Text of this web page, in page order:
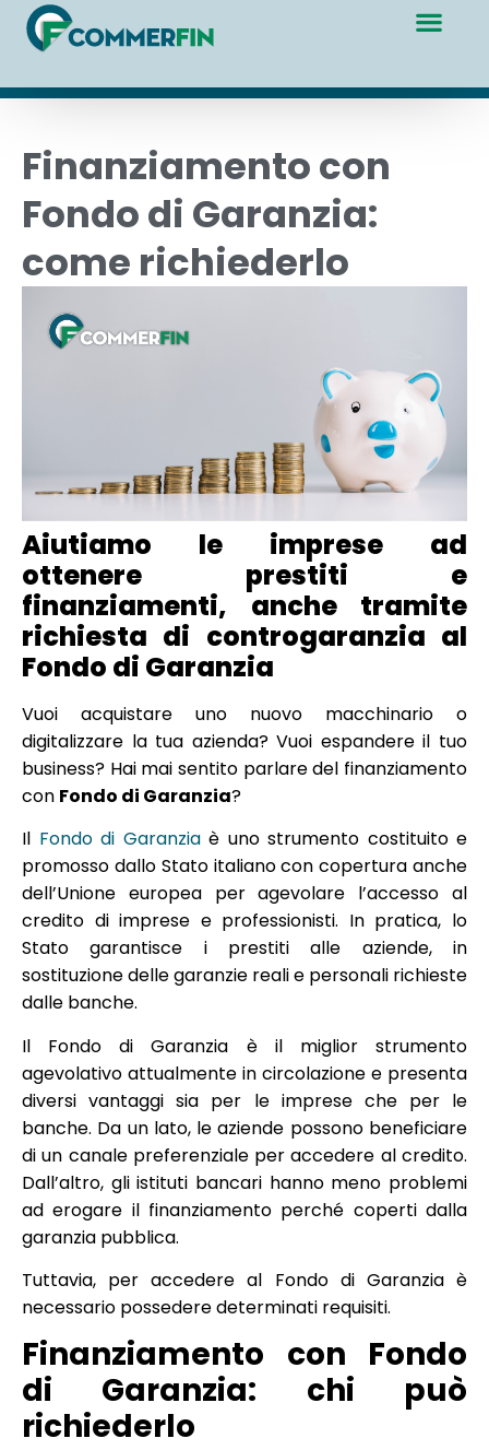
Finanziamento con
Fondo di Garanzia:
come richiederlo
Aiutiamo le imprese ad
ottenere prestiti e
finanziamenti, anche tramite
richiesta di controgaranzia al
Fondo di Garanzia
Vuoi acquistare uno nuovo macchinario o
digitalizzare la tua azienda? Vuoi espandere il tuo
business? Hai mai sentito parlare del finanziamento
con Fondo di Garanzia?
Il Fondo di Garanziaè uno strumento costituito e
promosso dallo Stato italiano con copertura anche
dell’Unione europea per agevolare l’accesso al
credito di imprese e professionisti. In pratica, lo
Stato garantisce i prestiti alle aziende, in
sostituzione delle garanzie reali e personali richieste
dalle banche.
Il Fondo di Garanzia è il miglior strumento
agevolativo attualmente in circolazione e presenta
diversi vantaggi sia per le imprese che per le
banche. Da un lato, le aziende possono beneficiare
di un canale preferenziale per accedere al credito.
Dall’altro, gli istituti bancari hanno meno problemi
ad erogare il finanziamento perché coperti dalla
garanzia pubblica.
Tuttavia, per accedere al Fondo di Garanzia è
necessario possedere determinati requisiti.
Finanziamento con Fondo
di Garanzia: chi può
richiederlo